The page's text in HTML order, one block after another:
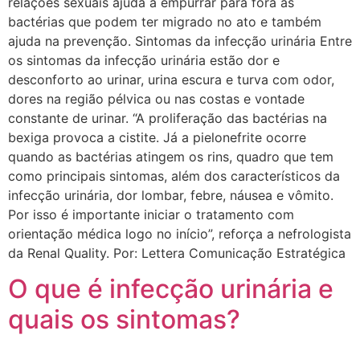
bactérias que podem ter migrado no ato e também
ajuda na prevenção. Sintomas da infecção urinária Entre
os sintomas da infecção urinária estão dor e
desconforto ao urinar, urina escura e turva com odor,
dores na região pélvica ou nas costas e vontade
constante de urinar. “A proliferação das bactérias na
bexiga provoca a cistite. Já a pielonefrite ocorre
quando as bactérias atingem os rins, quadro que tem
como principais sintomas, além dos característicos da
infecção urinária, dor lombar, febre, náusea e vômito.
Por isso é importante iniciar o tratamento com
orientação médica logo no início”, reforça a nefrologista
da Renal Quality. Por: Lettera Comunicação Estratégica
O que é infecção urinária e
quais os sintomas?